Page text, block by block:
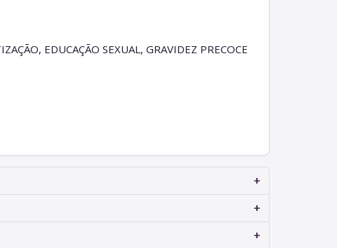
EDUCAÇÃO SEXUAL, GRAVIDEZ PRECOCE
+
+
+